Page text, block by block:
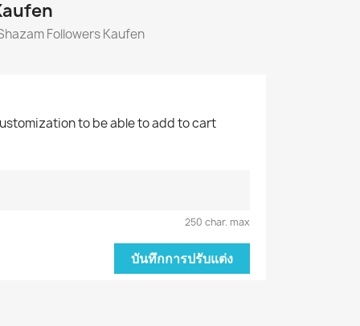
Followers Kaufen
to be able to add to cart
250 char. max
บันทึกการปรับแต่ง